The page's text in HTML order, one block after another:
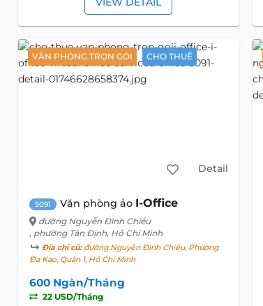
VĂN PHÒNG TRỌN GÓI CHO THUÊ
Detail
5091 Văn phòng ảo I-Office
đường Nguyễn Đình Chiểu
, phường Tân Định, Hồ Chí Minh
Địa chỉ cũ:đường Nguyễn Đình Chiểu, Phường
Đa Kao, Quận 1, Hồ Chí Minh
600 Ngàn/Tháng
22 USD/Tháng